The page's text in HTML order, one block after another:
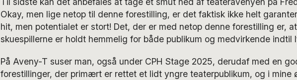
Okay, men lige netop til denne forestilling, er det faktisk ikke helt
hit, men potentialet er stort! Det, der er med netop denne forestilling er,
skuespillerne er holdt hemmelig for både publikum og medvirkende indtil
På Aveny-T suser man, også under CPH Stage 2025, derudaf med en
forestillinger, der primært er rettet et lidt yngre teaterpublikum, og i mine